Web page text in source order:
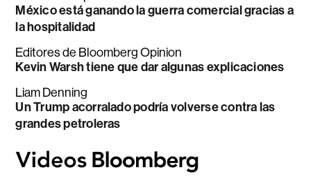
México está ganando la guerra comercial gracias a
la hospitalidad
Editores de Bloomberg Opinion
Kevin Warsh tiene que dar algunas explicaciones
Liam Denning
Un Trump acorralado podría volverse contra las
grandes petroleras